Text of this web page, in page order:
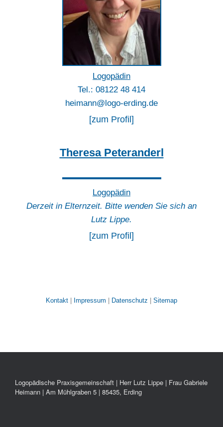
Logopädin
Tel.: 08122 48 414
heimann@logo-erding.de
[zum Profil]
Theresa Peteranderl
Logopädin
Derzeit in Elternzeit. Bitte wenden Sie sich an
Lutz Lippe.
[zum Profil]
Kontakt Impressum Datenschutz Sitemap
Logopädische Praxisgemeinschaft | Herr Lutz Lippe | Frau Gabriele
Heimann | Am Mühlgraben 5 | 85435, Erding